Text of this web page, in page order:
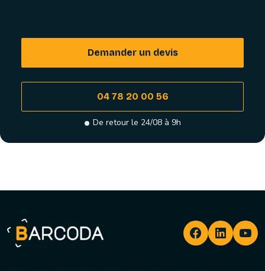
Demander un devis
04 78 20 00 56
De retour le 24/08 à 9h